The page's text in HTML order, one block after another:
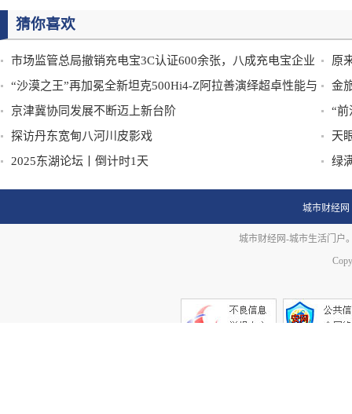
猜你喜欢
市场监管总局撤销充电宝3C认证600余张，八成充电宝企业
成立超5年
原
超
“沙漠之王”再加冕全新坦克500Hi4-Z阿拉善演绎超卓性能与
豪华
金
京津冀协同发展不断迈上新台阶
“前
探访丹东宽甸八河川皮影戏
天
质
2025东湖论坛丨倒计时1天 绿
城市财经网
城市财经网-城市生活门户